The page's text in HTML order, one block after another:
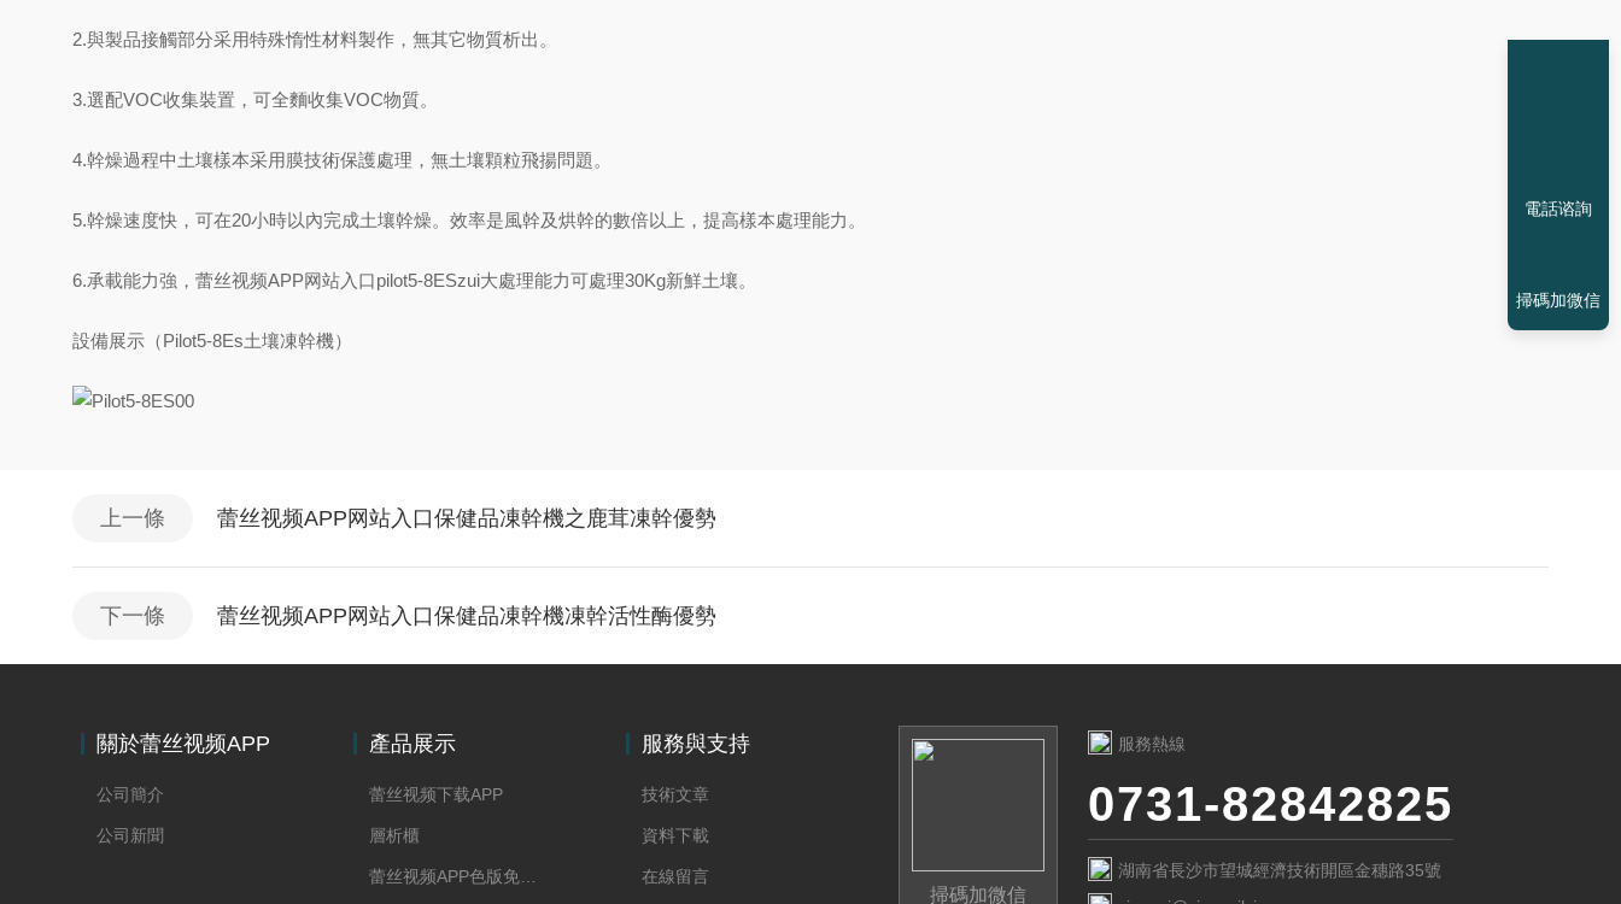
2.與製品接觸部分采用特殊惰性材料製作，無其它物質析出。
3.選配VOC收集裝置，可全麵收集VOC物質。
4.幹燥過程中土壤樣本采用膜技術保護處理，無土壤顆粒飛揚問題。
5.幹燥速度快，可在20小時以內完成土壤幹燥。效率是風幹及烘幹的數倍以上，提高樣本處理能力。
6.承載能力強，蕾丝视频APP网站入口pilot5-8ESzui大處理能力可處理30Kg新鮮土壤。
設備展示（Pilot5-8Es土壤凍幹機）
上一條 蕾丝视频APP网站入口保健品凍幹機之鹿茸凍幹優勢
下一條 蕾丝视频APP网站入口保健品凍幹機凍幹活性酶優勢
關於蕾丝视频APP
公司簡介
公司新聞
產品展示
蕾丝视频下载APP
層析櫃
蕾丝视频APP色版免费下载
服務與支持
技術文章
資料下載
在線留言
掃碼加微信
服務熱線
0731-82842825
湖南省長沙市望城經濟技術開區金穗路35號
電話谘詢
掃碼加微信